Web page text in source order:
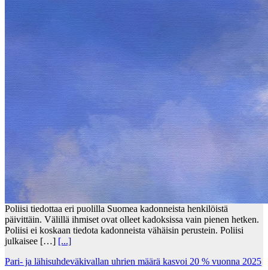
Poliisi tiedottaa eri puolilla Suomea kadonneista henkilöistä
päivittäin. Välillä ihmiset ovat olleet kadoksissa vain pienen hetken.
Poliisi ei koskaan tiedota kadonneista vähäisin perustein. Poliisi
julkaisee […] [...]
Pari- ja lähisuhdeväkivallan uhrien määrä kasvoi 20 % vuonna 2025